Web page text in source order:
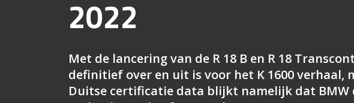
2022
Met de lancering van de R 18 B en R 18
definitief over en uit is voor het K 1600 verhaal,
Duitse certificatie data blijkt namelijk dat